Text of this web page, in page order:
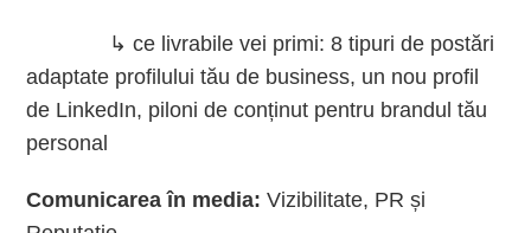
↳ ce livrabile vei primi: 8 tipuri de postări
adaptate profilului tău de business, un nou profil
de LinkedIn, piloni de conținut pentru brandul tău
personal
Comunicarea în media:Vizibilitate, PR și